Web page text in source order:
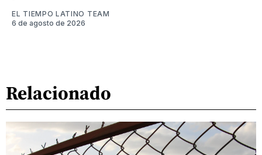
EL TIEMPO LATINO TEAM
6 de agosto de 2026
Relacionado